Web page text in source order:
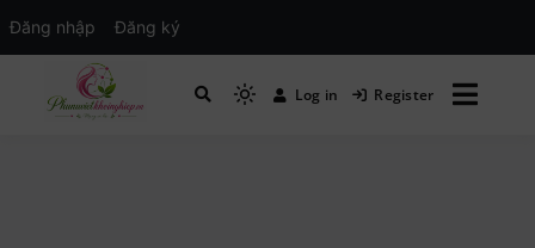
Mạng xã hội Kinh tế – Giáo dục – Hướng
Log in Register
Đăng nhập Đăng ký